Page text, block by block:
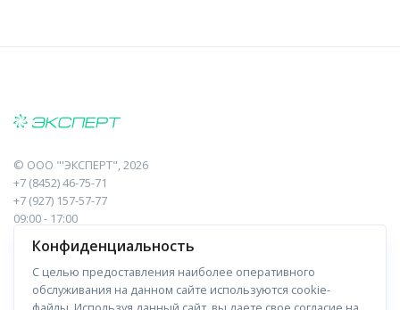
© ООО "'ЭКСПЕРТ", 2026
+7 (8452) 46-75-71
+7 (927) 157-57-77
09:00 - 17:00
410017, Саратов, Пугачева, 10 к1, оф.23
Навигация Информация
Конфиденциальность
С целью предоставления наиболее оперативного
обслуживания на данном сайте используются cookie-